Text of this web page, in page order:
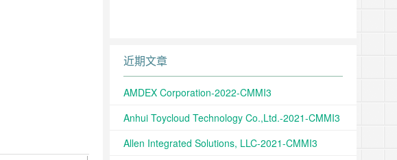
近期文章
AMDEX Corporation-2022-CMMI3
Anhui Toycloud Technology Co.,Ltd.-2021-CMMI3
Allen Integrated Solutions, LLC-2021-CMMI3